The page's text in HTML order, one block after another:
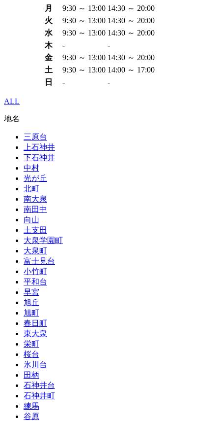
月 9:30 ～ 13:00 14:30 ～ 20:00
火
9:30 ～ 13:00 14:30 ～ 20:00
水
9:30 ～ 13:00 14:30 ～ 20:00
木
-
-
金
9:30 ～ 13:00 14:30 ～ 20:00
土
9:30 ～ 13:00 14:00 ～ 17:00
日
- -
ALL
地名
三原台
上石神井
下石神井
中村
光が丘
北町
南大泉
南田中
向山
土支田
大泉学園町
大泉町
富士見台
小竹町
平和台
早宮
旭丘
旭町
春日町
東大泉
栄町
桜台
氷川台
田柄
石神井台
石神井町
練馬
谷原